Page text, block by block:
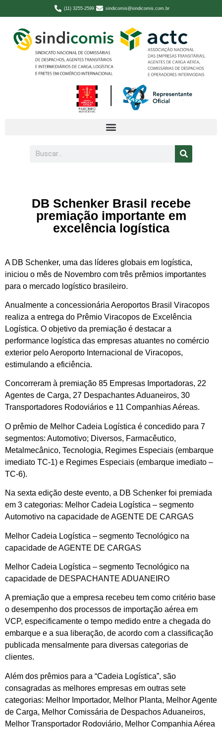
(11) 3255-2599 sindicomis@sindicomis.com.br
DB Schenker Brasil recebe
premiação importante em
excelência logística
A DB Schenker, uma das líderes globais em logística,
iniciou o mês de Novembro com três prêmios importantes
para o mercado logístico brasileiro.
Anualmente a concessionária Aeroportos Brasil Viracopos
realiza a entrega do Prêmio Viracopos de Excelência
Logística. O objetivo da premiação é destacar a
performance logística das empresas atuantes no comércio
exterior pelo Aeroporto Internacional de Viracopos,
estimulando a eficiência.
Concorreram à premiação 85 Empresas Importadoras, 22
Agentes de Carga, 27 Despachantes Aduaneiros, 30
Transportadores Rodoviários e 11 Companhias Aéreas.
O prêmio de Melhor Cadeia Logística é concedido para 7
segmentos: Automotivo; Diversos, Farmacêutico,
Metalmecânico, Tecnologia, Regimes Especiais (embarque
imediato TC-1) e Regimes Especiais (embarque imediato –
TC-6).
Na sexta edição deste evento, a DB Schenker foi premiada
em 3 categorias: Melhor Cadeia Logística – segmento
Automotivo na capacidade de AGENTE DE CARGAS
Melhor Cadeia Logística – segmento Tecnológico na
capacidade de AGENTE DE CARGAS
Melhor Cadeia Logística – segmento Tecnológico na
capacidade de DESPACHANTE ADUANEIRO
A premiação que a empresa recebeu tem como critério base
o desempenho dos processos de importação aérea em
VCP, especificamente o tempo medido entre a chegada do
embarque e a sua liberação, de acordo com a classificação
publicada mensalmente para diversas categorias de
clientes.
Além dos prêmios para a “Cadeia Logística”, são
consagradas as melhores empresas em outras sete
categorias: Melhor Importador, Melhor Planta, Melhor Agente
de Carga, Melhor Comissária de Despachos Aduaneiros,
Melhor Transportador Rodoviário, Melhor Companhia Aérea